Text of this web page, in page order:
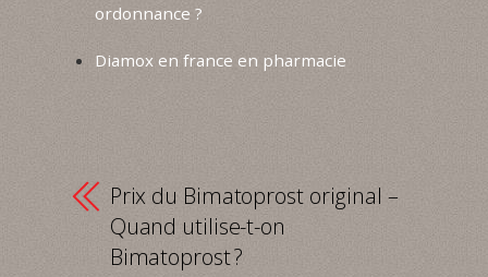
ordonnance ?
Diamox en france en pharmacie
Prix du Bimatoprost original –
Quand utilise-t-on
Bimatoprost ?